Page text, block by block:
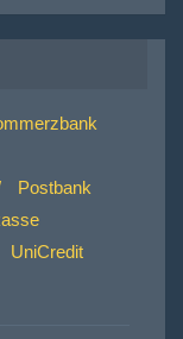
Postbank
UniCredit